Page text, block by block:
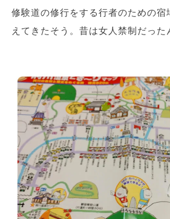
修験道の修行をする行者のための宿
えてきたそう。昔は女人禁制だった